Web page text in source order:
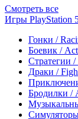
Смотреть все
Игры PlayStation
Гонки /
Боевик /
Стратегии /
Драки /
Бродилки /